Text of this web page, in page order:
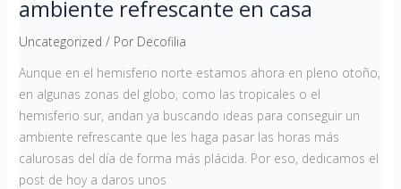
ambiente refrescante en casa
Uncategorized / Por Decofilia
Aunque en el hemisferio norte estamos ahora en pleno otoño,
en algunas zonas del globo, como las tropicales o el
hemisferio sur, andan ya buscando ideas para conseguir un
ambiente refrescante que les haga pasar las horas más
calurosas del día de forma más plácida. Por eso, dedicamos el
post de hoy a daros unos